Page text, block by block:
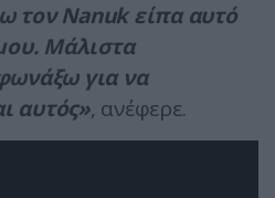
τον Nanuk είπα αυτό
Μάλιστα
για να
αυτός», ανέφερε.